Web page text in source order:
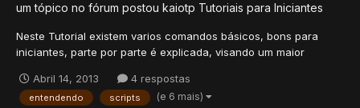
um tópico no fórum postou kaiotp Tutoriais para Iniciantes
Neste Tutorial existem varios comandos básicos, bons para
iniciantes, parte por parte é explicada, visando um maior
falar sobre as spells Existem as spells de instant e as spells de
rune, as spells de instant sao aquelas em q o...
Abril 14, 2013 4 respostas
entendendo scripts (e 6 mais)